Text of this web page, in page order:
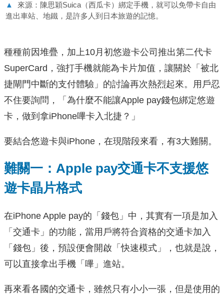
▲
來源：陳思穎Suica（西瓜卡）綁定手機，就可以免帶卡自由
進出車站、地鐵，是許多人到日本旅遊的記憶。
種種前因堆疊，加上10月初悠遊卡公司推出第二代卡
SuperCard，強打手機就能為卡片加值，讓關於「被北
捷閘門中斷的支付體驗」的討論再次熱烈起來。用戶忍
不住要詢問，「為什麼不能讓Apple pay錢包綁定悠遊
卡，做到拿iPhone嗶卡入北捷？」
要結合悠遊卡與iPhone，在現階段來看，有3大難關。
難關一：Apple pay交通卡不支援悠
遊卡晶片格式
在iPhone Apple pay的「錢包」中，其實有一項是加入
「交通卡」的功能，當用戶將符合資格的交通卡加入
「錢包」後，預設便會開啟「快速模式」，也就是說，
可以直接拿出手機「嗶」進站。
再來看各國的交通卡，雖然只有小小一張，但是使用的